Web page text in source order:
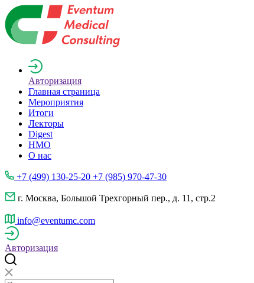
Авторизация
Главная страница
Мероприятия
Итоги
Лекторы
Digest
НМО
О нас
+7 (499) 130-25-20 +7 (985) 970-47-30
г. Москва, Большой Трехгорный пер., д. 11, стр.2
info@eventumc.com
Авторизация